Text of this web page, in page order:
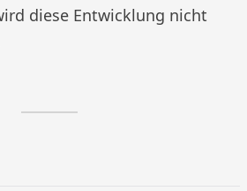
diese Entwicklung nicht